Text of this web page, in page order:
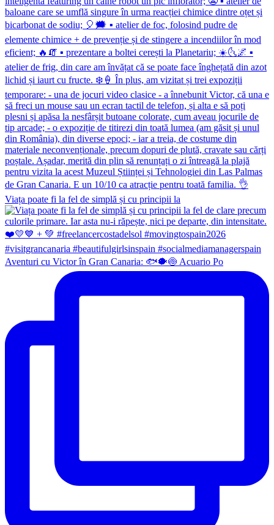
Viața poate fi la fel de simplă și cu principii la
Aventuri cu Victor în Gran Canaria: 🐟🐡🍥 Acuario Po